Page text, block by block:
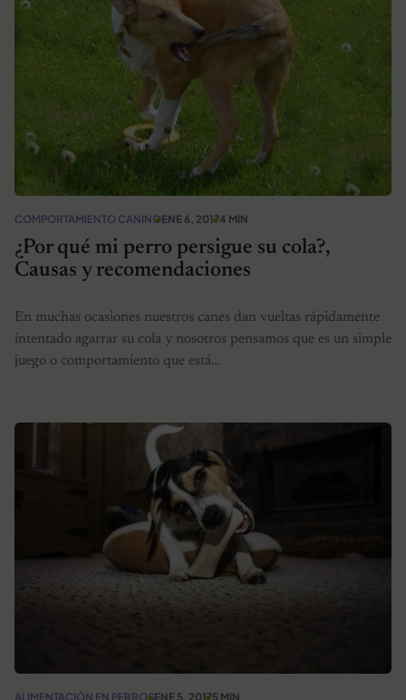
COMPORTAMIENTO CANINOENE 6, 20174 MIN
¿Por qué mi perro persigue su cola?,
Causas y recomendaciones
En muchas ocasiones nuestros canes dan vueltas rápidamente
intentado agarrar su cola y nosotros pensamos que es un simple
juego o comportamiento que está…
ALIMENTACIÓN EN PERROSENE 5, 20175 MIN